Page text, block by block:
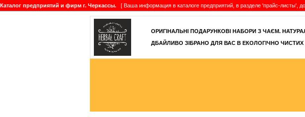
Каталог предприятий и фирм г. Черкассы. [ Ваша информация в каталоге предприятий, в разделе 'прайс-листы',
ОРИГІНАЛЬНІ ПОДАРУНКОВІ НАБОРИ З ЧАЄМ.
ДБАЙЛИВО ЗІБРАНО ДЛЯ ВАС В ЕКОЛОГІЧНО ЧИСТИХ